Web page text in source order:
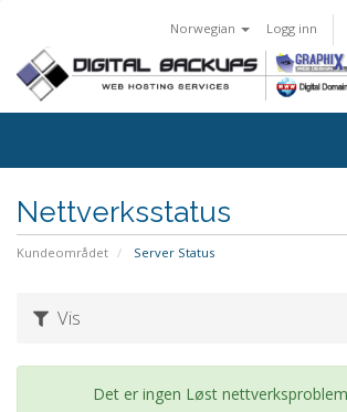
Norwegian Logg inn
Nettverksstatus
Kundeområdet Server Status
Vis
Det er ingen Løst